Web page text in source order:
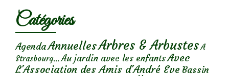
Catégories
AgendaAnnuellesArbres & Arbustes A
Strasbourg... Au jardin avec les enfantsAvec
L'Association des Amis d'André Eve Bassin